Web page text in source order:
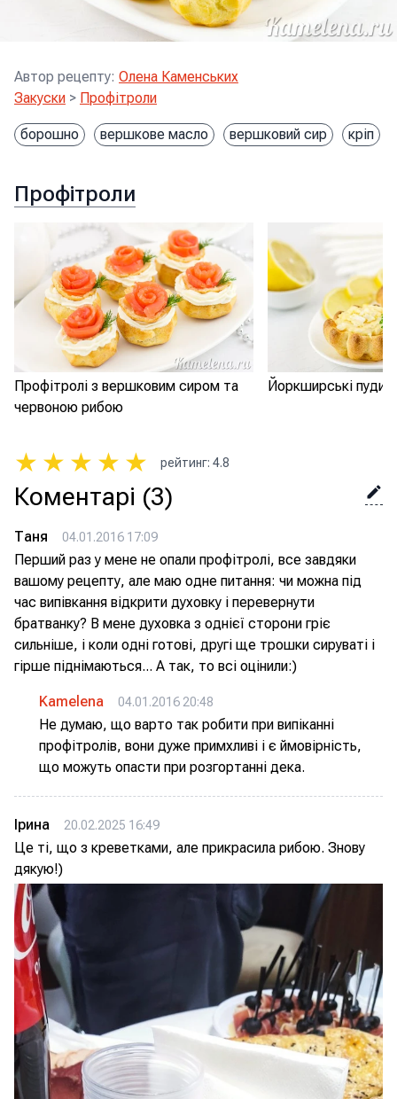
Автор рецепту: Олена Каменських
Закуски > Профітроли
борошно вершкове масло вершковий сир кріп
Профітроли
Профітролі з вершковим сиром та
червоною рибою
Йоркширські
★ ★ ★ ★ ★ рейтинг: 4.8
Коментарі (3)
Таня 04.01.2016 17:09
Перший раз у мене не опали профітролі, все завдяки
вашому рецепту, але маю одне питання: чи можна під
час випівкання відкрити духовку і перевернути
братванку? В мене духовка з однієї сторони гріє
сильніше, і коли одні готові, другі ще трошки сируваті і
гірше піднімаються... А так, то всі оцінили:)
Kamelena 04.01.2016 20:48
Не думаю, що варто так робити при випіканні
профітролів, вони дуже примхливі і є ймовірність,
що можуть опасти при розгортанні дека.
Ірина 20.02.2025 16:49
Це ті, що з креветками, але прикрасила рибою. Знову
дякую!)